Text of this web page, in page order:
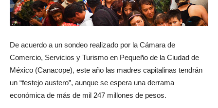
De acuerdo a un sondeo realizado por la Cámara de
Comercio, Servicios y Turismo en Pequeño de la Ciudad de
México (Canacope), este año las madres capitalinas tendrán
un “festejo austero”, aunque se espera una derrama
económica de más de mil 247 millones de pesos.